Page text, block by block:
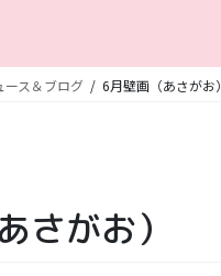
ース＆ブログ 6月壁画（あさがお）
さがお）